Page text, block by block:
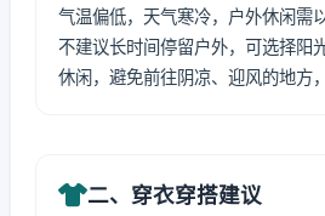
气温偏低，天气寒冷，户外休闲需
不建议长时间停留户外，可选择阳
休闲，避免前往阴凉、迎风的地方
二、穿衣穿搭建议